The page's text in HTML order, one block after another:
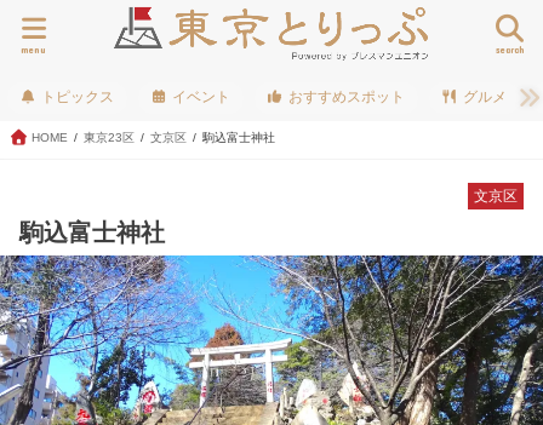
search
menu
トピックス イベント おすすめスポット グルメ
HOME 東京23区 文京区 駒込富士神社
文京区
駒込富士神社